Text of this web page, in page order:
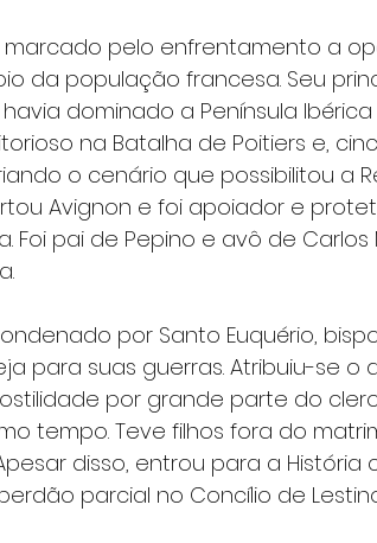
marcado pelo enfrentamento a
da população francesa. Seu
dominado a Península
na Batalha de Poitiers e,
o cenário que possibilitou a
Avignon e foi apoiador e
Foi pai de Pepino e avô de Carlos
por Santo Euquério,
para suas guerras. Atribuiu-se o
por grande parte do
tempo. Teve filhos fora do
disso, entrou para a História
parcial no Concílio de